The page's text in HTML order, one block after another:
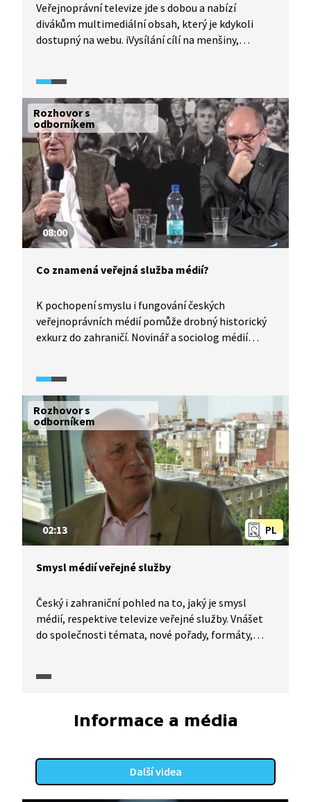
Veřejnoprávní televize jde s dobou a nabízí
divákům multimediální obsah, který je kdykoli
dostupný na webu. iVysílání cílí na menšiny,
legislativa, myslí na koncesionářské poplatky
nebo pravidla reklamy při sledování online
platformy veřejnoprávní televize?
Rozhovor s
odborníkem
08:00
Co znamená veřejná služba médií?
K pochopení smyslu i fungování českých
veřejnoprávních médií pomůže drobný historický
exkurz do zahraničí. Novinář a sociolog médií
Zdůrazňují, že média veřejné služby mají být
vzdělávací institucí pro širokou veřejnost, ne
vyčleněnou elitu.
Rozhovor s
odborníkem
PL
02:13
Smysl médií veřejné služby
Český i zahraniční pohled na to, jaký je smysl
médií, respektive televize veřejné služby. Vnášet
do společnosti témata, nové pořady, formáty,
Informace a média
Další videa